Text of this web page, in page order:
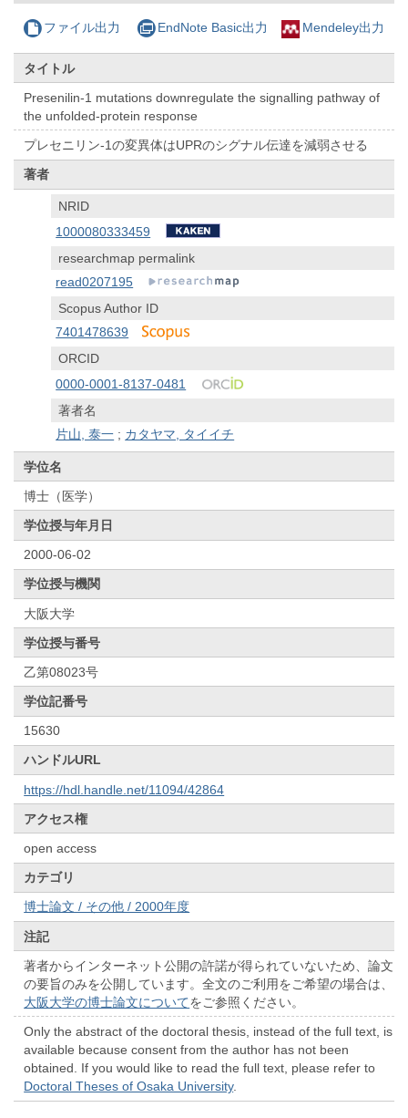
ファイル出力 EndNote Basic出力 Mendeley出力
タイトル
Presenilin-1 mutations downregulate the signalling pathway of
the unfolded-protein response
プレセニリン-1の変異体はUPRのシグナル伝達を減弱させる
著者
NRID
1000080333459
researchmap permalink
read0207195
Scopus Author ID
7401478639
ORCID
0000-0001-8137-0481
著者名
片山, 泰一 ; カタヤマ, タイイチ
学位名
博士（医学）
学位授与年月日
2000-06-02
学位授与機関
大阪大学
学位授与番号
乙第08023号
学位記番号
15630
ハンドルURL
https://hdl.handle.net/11094/42864
アクセス権
open access
カテゴリ
博士論文 / その他 / 2000年度
注記
著者からインターネット公開の許諾が得られていないため、論文
の要旨のみを公開しています。全文のご利用をご希望の場合は、
大阪大学の博士論文についてをご参照ください。
Only the abstract of the doctoral thesis, instead of the full text, is
available because consent from the author has not been
obtained. If you would like to read the full text, please refer to
Doctoral Theses of Osaka University.